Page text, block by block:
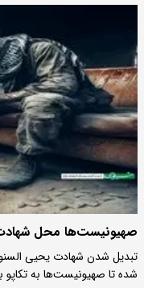
صهیونیست‌ها محل شهادت
تبدیل شدن شهادت یحیی
شده تا صهیونیست‌ها به تکاپو